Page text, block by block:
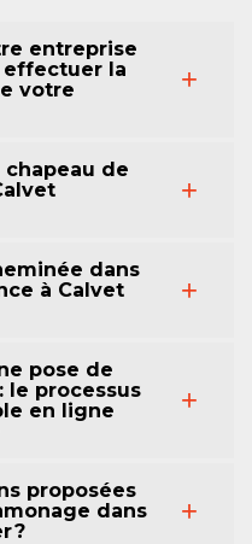
entreprise
effectuer la
votre
de
dans
à Calvet
pose de
le processus
en ligne
proposées
dans
?